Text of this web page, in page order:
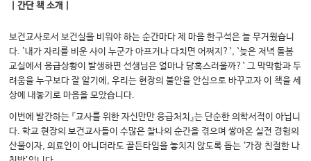
｜간단 책 소개｜
보건교사로서 보건실을 비워야 하는 순간마다 제 마음 한구석은 늘 무거웠습니
다. `내가 자리를 비운 사이 누군가 아프거나 다치면 어쩌지?`, `늦은 저녁 돌봄
교실에서 응급상황이 발생하면 선생님은 얼마나 당혹스러울까?` 그 막막함과 두
려움을 누구보다 잘 알기에, 우리는 현장의 불안을 안심으로 바꾸고자 이 책을 세
상에 내놓기로 마음을 모았습니다.
이번에 발간하는 『교사를 위한 자신만만 응급처치』는 단순한 의학서적이 아닙니
다. 학교 현장의 보건교사들이 수많은 찰나의 순간을 겪으며 쌓아온 실전 경험의
산물이자, 의료인이 아니더라도 골든타임을 놓치지 않도록 돕는 ‘가장 친절한 나